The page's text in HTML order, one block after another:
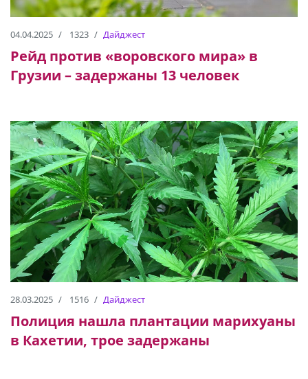
04.04.2025 1323 Дайджест
Рейд против «воровского мира» в
Грузии – задержаны 13 человек
28.03.2025 1516 Дайджест
Полиция нашла плантации марихуаны
в Кахетии, трое задержаны